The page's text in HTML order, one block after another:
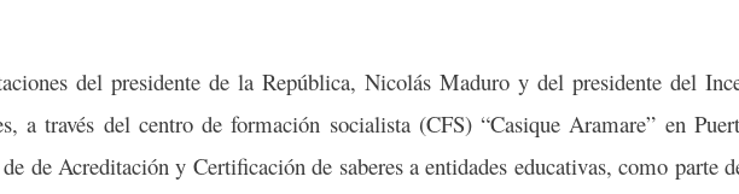
del presidente de la República, Nicolás Maduro y del presidente del
a través del centro de formación socialista (CFS) “Casique Aramare” en
de Acreditación y Certificación de saberes a entidades educativas, como parte